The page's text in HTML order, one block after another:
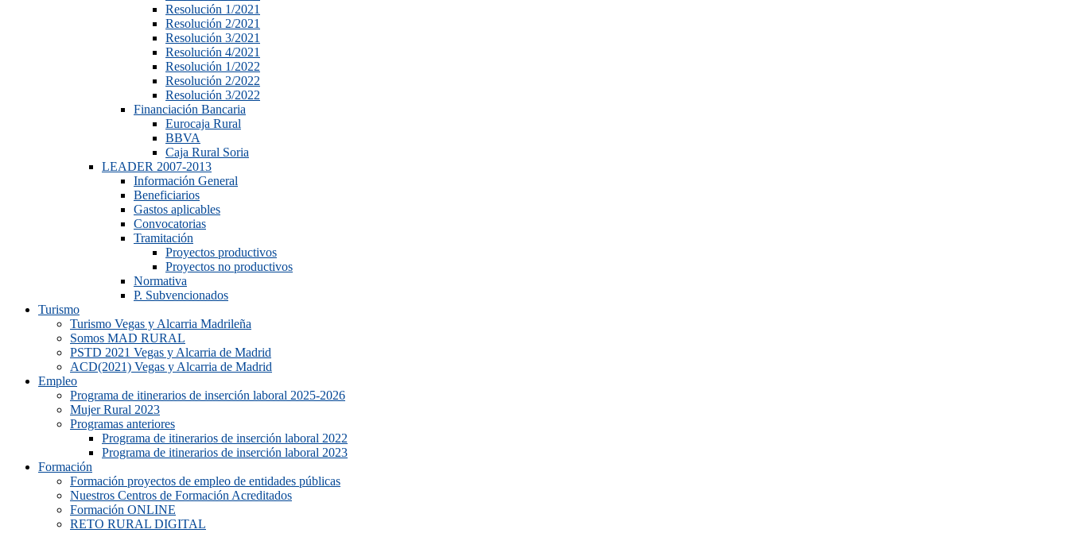
Resolución 1/2021
Resolución 2/2021
Resolución 3/2021
Resolución 4/2021
Resolución 1/2022
Resolución 2/2022
Resolución 3/2022
Financiación Bancaria
Eurocaja Rural
BBVA
Caja Rural Soria
LEADER 2007-2013
Información General
Beneficiarios
Gastos aplicables
Convocatorias
Tramitación
Proyectos productivos
Proyectos no productivos
Normativa
P. Subvencionados
Turismo
Turismo Vegas y Alcarria Madrileña
Somos MAD RURAL
PSTD 2021 Vegas y Alcarria de Madrid
ACD(2021) Vegas y Alcarria de Madrid
Empleo
Programa de itinerarios de inserción laboral 2025-2026
Mujer Rural 2023
Programas anteriores
Programa de itinerarios de inserción laboral 2022
Programa de itinerarios de inserción laboral 2023
Formación
Formación proyectos de empleo de entidades públicas
Nuestros Centros de Formación Acreditados
Formación ONLINE
RETO RURAL DIGITAL